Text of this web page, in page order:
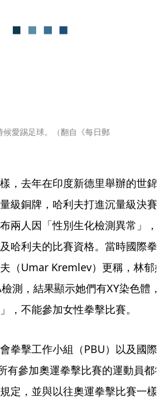
候愛踢足球。（翻自《每日郵
，去年在印度新德里舉辦的世錦
級銅牌，哈利夫打進沉量級決賽
兩人因「性別生化檢測異常」，
哈利夫的比賽資格。當時國際拳
（Umar Kremlev）更稱，林郁
測，結果顯示她們有XY染色體，
，不能參加女性拳擊比賽。
拳擊工作小組（PBU）以及國際
有參加奧運拳擊比賽的運動員都
定，並與以往奧運拳擊比賽一樣